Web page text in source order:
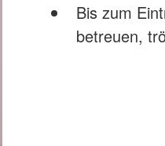
Bis zum
betreuen,